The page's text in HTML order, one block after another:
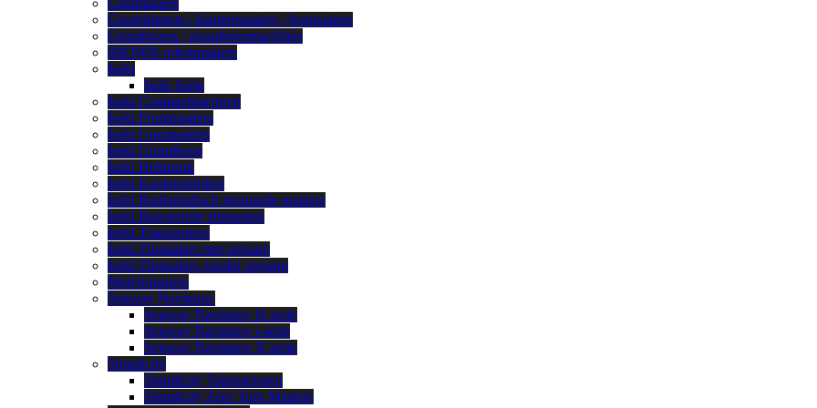
Grasmaaiers
Grastrimmers / kantenmaaiers / bosmaaiers
Grondboren / grondboormachines
iMOW® robotmaaiers
Iseki
Iseki Serie
Iseki Compacttractoren
Iseki Frontmaaiers
Iseki Grasmaaiers
Iseki Grondboor
Iseki Helmstok
Iseki Kantensnijders
Iseki Radiografisch gestuurde maaiers
Iseki Ruwterrein zitmaaiers
Iseki Transporters
Iseki Zitmaaiers met opvang
Iseki Zitmaaiers zonder opvang
Mulchmaaiers
Segway Navimow
Segway Navimow H-serie
Segway Navimow i-serie
Segway Navimow X-serie
Simplicity
Simplicity Tuintractoren
Simplicity Zero Turn Maaiers